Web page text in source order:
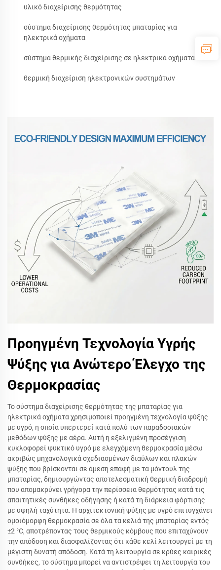
υλικό διαχείρισης θερμότητας
σύστημα διαχείρισης θερμότητας μπαταρίας για
ηλεκτρικά οχήματα
σύστημα θερμικής διαχείρισης σε ηλεκτρικά οχήματα
θερμική διαχείριση ηλεκτρονικών συστημάτων
Προηγμένη Τεχνολογία Υγρής
Ψύξης για Ανώτερο Έλεγχο της
Θερμοκρασίας
Το σύστημα διαχείρισης θερμότητας της μπαταρίας για
ηλεκτρικά οχήματα χρησιμοποιεί προηγμένη τεχνολογία ψύξης
με υγρό, η οποία υπερτερεί κατά πολύ των παραδοσιακών
μεθόδων ψύξης με αέρα. Αυτή η εξελιγμένη προσέγγιση
κυκλοφορεί ψυκτικό υγρό με ελεγχόμενη θερμοκρασία μέσω
ακριβώς μηχανολογικά σχεδιασμένων διαύλων και πλακών
ψύξης που βρίσκονται σε άμεση επαφή με τα μόντουλ της
μπαταρίας, δημιουργώντας αποτελεσματική θερμική διαδρομή
που απομακρύνει γρήγορα την περίσσεια θερμότητας κατά τις
απαιτητικές συνθήκες οδήγησης ή κατά τη διάρκεια φόρτισης
με υψηλή ταχύτητα. Η αρχιτεκτονική ψύξης με υγρό επιτυγχάνει
ομοιόμορφη θερμοκρασία σε όλα τα κελιά της μπαταρίας εντός
±2 °C, αποτρέποντας τους θερμικούς κόμβους που επιταχύνουν
την απόδοση και διασφαλίζοντας ότι κάθε κελί λειτουργεί με τη
μέγιστη δυνατή απόδοση. Κατά τη λειτουργία σε κρύες καιρικές
συνθήκες, το σύστημα μπορεί να αντιστρέψει τη λειτουργία του